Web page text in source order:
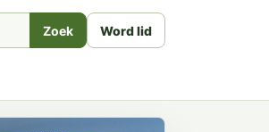
Zoek Word lid